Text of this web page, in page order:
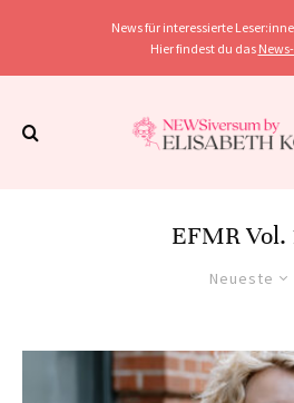
News für interessierte
Hier findest du das
EFMR Vol.
Neueste